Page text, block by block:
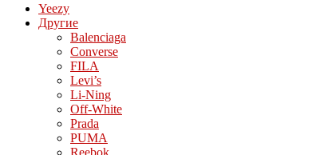
Yeezy
Другие
Balenciaga
Converse
FILA
Levi’s
Li-Ning
Off-White
Prada
PUMA
Reebok